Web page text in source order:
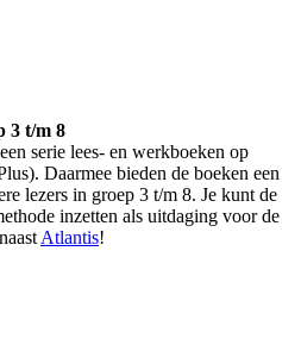
3 t/m 8
serie lees- en werkboeken op
Daarmee bieden de boeken een
lezers in groep 3 t/m 8. Je kunt de
inzetten als uitdaging voor de
Atlantis!